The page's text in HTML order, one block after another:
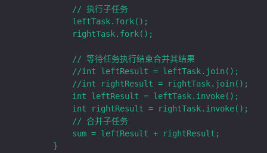
            // 执行子任务
            leftTask.fork();
            rightTask.fork();
            // 等待任务执行结束合并其结果
            //int leftResult = leftTask.join();
            //int rightResult = rightTask.join();
            int leftResult = leftTask.invoke();
            int rightResult = rightTask.invoke();
            // 合并子任务
            sum = leftResult + rightResult;
        }